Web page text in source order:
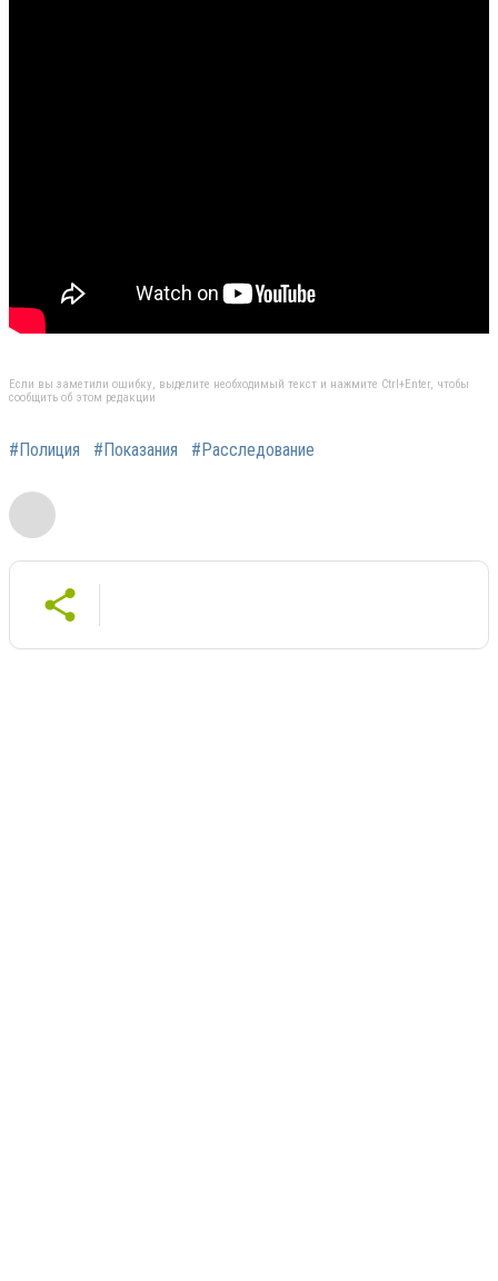
Если вы заметили ошибку, выделите необходимый текст и нажмите Ctrl+Enter, чтобы
сообщить об этом редакции
#Полиция #Показания #Расследование